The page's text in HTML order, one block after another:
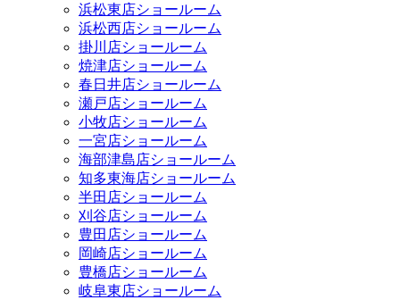
浜松東店ショールーム
浜松西店ショールーム
掛川店ショールーム
焼津店ショールーム
春日井店ショールーム
瀬戸店ショールーム
小牧店ショールーム
一宮店ショールーム
海部津島店ショールーム
知多東海店ショールーム
半田店ショールーム
刈谷店ショールーム
豊田店ショールーム
岡崎店ショールーム
豊橋店ショールーム
岐阜東店ショールーム